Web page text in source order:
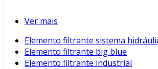
Ver mais
Elemento filtrante sistema
Elemento filtrante big blue
Elemento filtrante industrial